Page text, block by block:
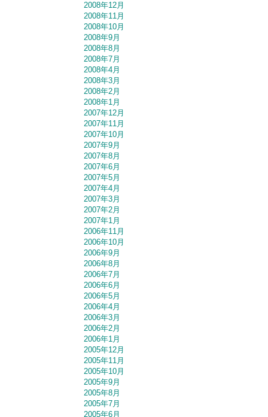
2008年12月
2008年11月
2008年10月
2008年9月
2008年8月
2008年7月
2008年4月
2008年3月
2008年2月
2008年1月
2007年12月
2007年11月
2007年10月
2007年9月
2007年8月
2007年6月
2007年5月
2007年4月
2007年3月
2007年2月
2007年1月
2006年11月
2006年10月
2006年9月
2006年8月
2006年7月
2006年6月
2006年5月
2006年4月
2006年3月
2006年2月
2006年1月
2005年12月
2005年11月
2005年10月
2005年9月
2005年8月
2005年7月
2005年6月